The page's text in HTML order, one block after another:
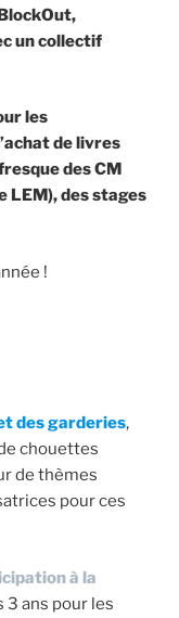
un collectif
les
de livres
des CM
LEM), des stages
!
des garderies,
chouettes
de thèmes
pour ces
à la
3 ans pour les